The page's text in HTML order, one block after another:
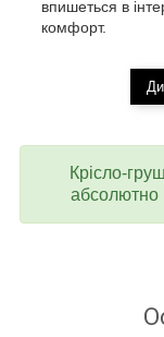
впишеться в
комфорт.
Крісло-
абсолютно